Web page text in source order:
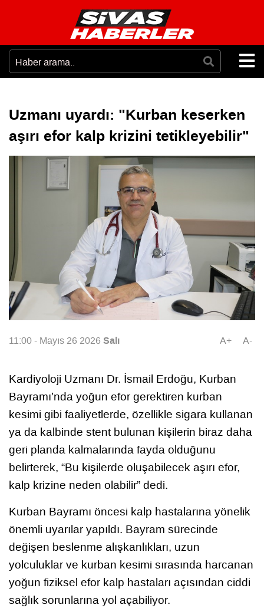
Uzmanı uyardı: "Kurban keserken
aşırı efor kalp krizini tetikleyebilir"
11:00 - Mayıs 26 2026 Salı A+ A-
Kardiyoloji Uzmanı Dr. İsmail Erdoğu, Kurban
Bayramı’nda yoğun efor gerektiren kurban
kesimi gibi faaliyetlerde, özellikle sigara kullanan
ya da kalbinde stent bulunan kişilerin biraz daha
geri planda kalmalarında fayda olduğunu
belirterek, “Bu kişilerde oluşabilecek aşırı efor,
kalp krizine neden olabilir” dedi.
Kurban Bayramı öncesi kalp hastalarına yönelik
önemli uyarılar yapıldı. Bayram sürecinde
değişen beslenme alışkanlıkları, uzun
yolculuklar ve kurban kesimi sırasında harcanan
yoğun fiziksel efor kalp hastaları açısından ciddi
sağlık sorunlarına yol açabiliyor.